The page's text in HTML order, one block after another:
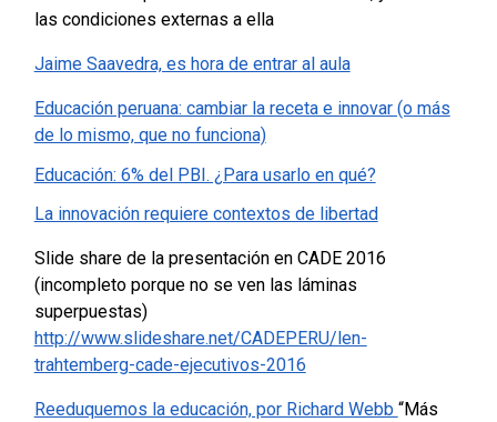
las condiciones externas a ella
Jaime Saavedra, es hora de entrar al aula
Educación peruana: cambiar la receta e innovar (o más
de lo mismo, que no funciona)
Educación: 6% del PBI. ¿Para usarlo en qué?
La innovación requiere contextos de libertad
Slide share de la presentación en CADE 2016
(incompleto porque no se ven las láminas
superpuestas)
http://www.slideshare.net/CADEPERU/len-
trahtemberg-cade-ejecutivos-2016
Reeduquemos la educación, por Richard Webb “Más